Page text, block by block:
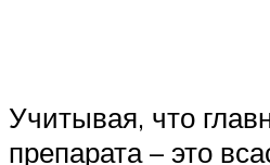
Учитывая, что
препарата – это